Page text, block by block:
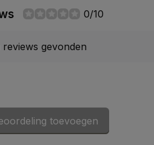
0/10
reviews gevonden
toevoegen